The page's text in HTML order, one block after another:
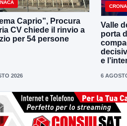
Caprio”, Procura
CV chiede il rinvio a
per 54 persone
2026
Valle
porta
e
6